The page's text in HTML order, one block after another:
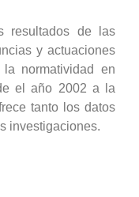
resultados de las
y actuaciones
normatividad en
el año 2002 a la
tanto los datos
investigaciones.